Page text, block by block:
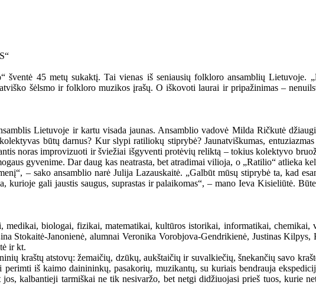
šventė 45 metų sukaktį. Tai vienas iš seniausių folkloro ansamblių Lietuvoje.
šėlsmo ir folkloro muzikos įrašų. O iškovoti laurai ir pripažinimas –
Lietuvoje ir kartu visada jaunas. Ansamblio vadovė Milda Ričkutė
būtų darnus? Kur slypi ratiliokų stiprybė? Jaunatviškumas,
noras improvizuoti ir šviežiai išgyventi protėvių reliktą – tokius kolektyvo
gyvenime. Dar daug kas neatrasta, bet atradimai vilioja, o „Ratilio“ atlieka
– sako ansamblio narė Julija Lazauskaitė. „Galbūt mūsų stiprybė ta, kad
kurioje gali jaustis saugus, suprastas ir palaikomas“, – mano Ieva Kisieliūtė.
medikai, biologai, fizikai, matematikai, kultūros istorikai, informatikai,
Stokaitė-Janonienė, alumnai Veronika Vorobjova-Gendrikienė, Justinas
ir kt.
kraštų atstovų: žemaičių, dzūkų, aukštaičių ir suvalkiečių, šnekančių savo
iš kaimo dainininkų, pasakorių, muzikantų, su kuriais bendrauja
kalbantieji tarmiškai ne tik nesivaržo, bet netgi didžiuojasi prieš tuos, kurie